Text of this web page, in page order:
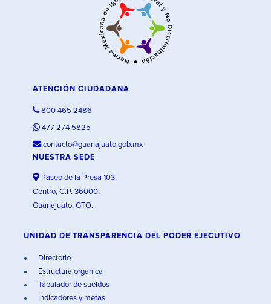
ATENCIÓN CIUDADANA
800 465 2486
477 274 5825
contacto@guanajuato.gob.mx
NUESTRA SEDE
Paseo de la Presa 103,
Centro, C.P. 36000,
Guanajuato, GTO.
UNIDAD DE TRANSPARENCIA DEL PODER EJECUTIVO
Directorio
Estructura orgánica
Tabulador de sueldos
Indicadores y metas